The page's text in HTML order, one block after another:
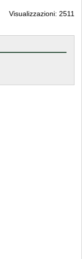
Visualizzazioni: 2511